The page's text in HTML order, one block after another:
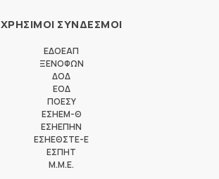
ΧΡΗΣΙΜΟΙ ΣΥΝΔΕΣΜΟΙ
ΕΔΟΕΑΠ
ΞΕΝΟΦΩΝ
ΔΟΔ
ΕΟΔ
ΠΟΕΣΥ
ΕΣΗΕΜ-Θ
ΕΣΗΕΠΗΝ
ΕΣΗΕΘΣΤΕ-Ε
ΕΣΠΗΤ
M.M.E.